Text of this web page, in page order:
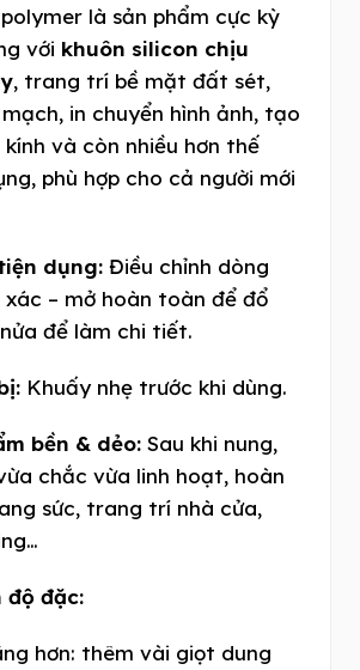
là sản phẩm cực kỳ
với khuôn silicon chịu
, trang trí bề mặt đất sét,
in chuyển hình ảnh, tạo
và còn nhiều hơn thế
phù hợp cho cả người mới
dụng: Điều chỉnh dòng
xác – mở hoàn toàn để đổ
để làm chi tiết.
Khuấy nhẹ trước khi dùng.
bền & dẻo: Sau khi nung,
chắc vừa linh hoạt, hoàn
sức, trang trí nhà cửa,
độ đặc:
hơn: thêm vài giọt dung